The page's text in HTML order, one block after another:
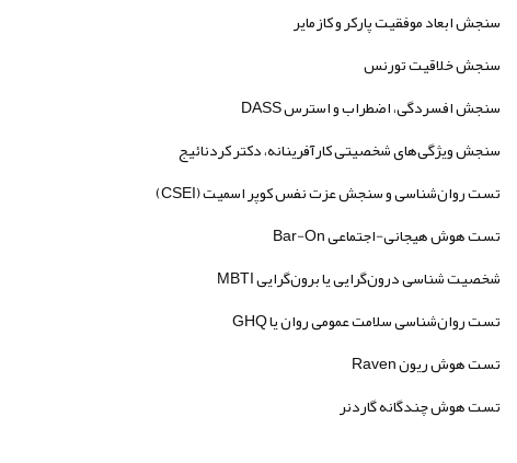
سنجش ابعاد موفقیت پارکر و کازمایر
سنجش خلاقیت تورنس
سنجش افسردگی، اضطراب و استرس DASS
سنجش ویژگی‌های شخصیتی کارآفرینانه، دکتر کردنائیج
تست روان‌شناسی و سنجش عزت نفس کوپر اسمیت (CSEI)
تست هوش هیجانی-اجتماعی Bar-On
شخصیت شناسی درون‌گرایی یا برون‌گرایی MBTI
تست روان‌شناسی سلامت عمومی روان یا GHQ
تست هوش ریون Raven
تست هوش چندگانه گاردنر